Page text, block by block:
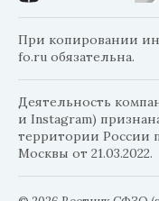
При копировании
fo.ru обязательна.
Деятельность
и Instagram)
территории России
Москвы от 21.03.2022.